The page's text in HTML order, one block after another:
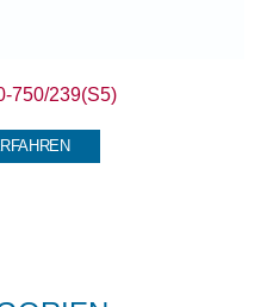
750/239(S5)